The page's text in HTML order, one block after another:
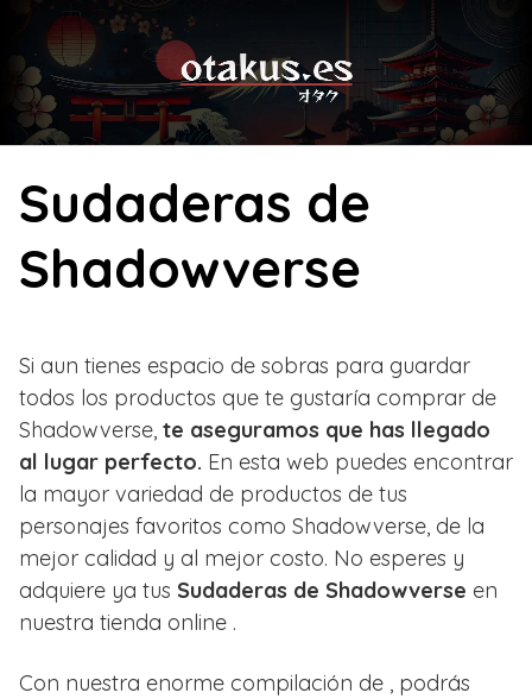
content
Sudaderas de
Shadowverse
Si aun tienes espacio de sobras para guardar
todos los productos que te gustaría comprar de
Shadowverse, te aseguramos que has llegado
al lugar perfecto. En esta web puedes encontrar
la mayor variedad de productos de tus
personajes favoritos como Shadowverse, de la
mejor calidad y al mejor costo. No esperes y
adquiere ya tus Sudaderas de Shadowverse en
nuestra tienda online .
Con nuestra enorme compilación de , podrás